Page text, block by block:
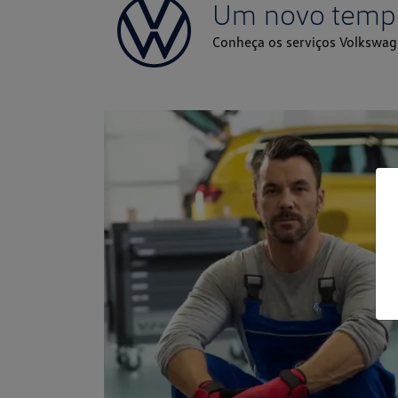
Um novo
Conheça os serviços